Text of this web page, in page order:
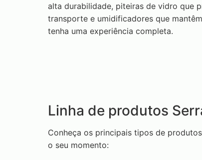
alta durabilidade, piteiras de vidro que
transporte e umidificadores que
tenha uma experiência completa.
Linha de produtos
Conheça os principais tipos de
o seu momento: